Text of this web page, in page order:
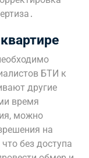
БТИ к
другие
время
можно
на
без доступа